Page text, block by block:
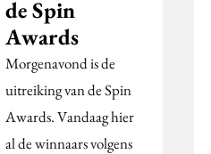
de Spin
Awards
Morgenavond is de
uitreiking van de Spin
Awards. Vandaag hier
al de winnaars volgens